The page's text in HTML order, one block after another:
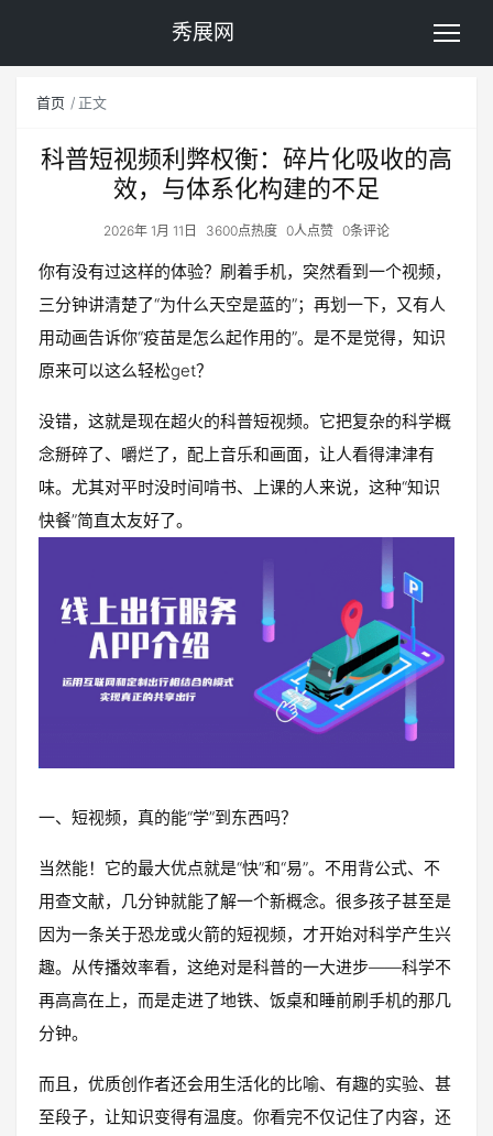
秀展网
首页 正文
科普短视频利弊权衡：碎片化吸收的高
效，与体系化构建的不足
2026年 1月 11日 3600点热度 0人点赞 0条评论
你有没有过这样的体验？刷着手机，突然看到一个视频，
三分钟讲清楚了“为什么天空是蓝的”；再划一下，又有人
用动画告诉你“疫苗是怎么起作用的”。是不是觉得，知识
原来可以这么轻松get？
没错，这就是现在超火的科普短视频。它把复杂的科学概
念掰碎了、嚼烂了，配上音乐和画面，让人看得津津有
味。尤其对平时没时间啃书、上课的人来说，这种“知识
快餐”简直太友好了。
一、短视频，真的能“学”到东西吗？
当然能！它的最大优点就是“快”和“易”。不用背公式、不
用查文献，几分钟就能了解一个新概念。很多孩子甚至是
因为一条关于恐龙或火箭的短视频，才开始对科学产生兴
趣。从传播效率看，这绝对是科普的一大进步——科学不
再高高在上，而是走进了地铁、饭桌和睡前刷手机的那几
分钟。
而且，优质创作者还会用生活化的比喻、有趣的实验、甚
至段子，让知识变得有温度。你看完不仅记住了内容，还